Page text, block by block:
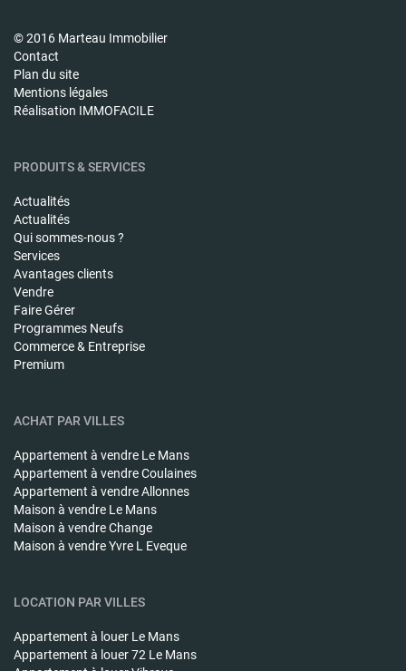
© 2016 Marteau Immobilier
Contact
Plan du site
Mentions légales
Réalisation IMMOFACILE
PRODUITS & SERVICES
Actualités
Actualités
Qui sommes-nous ?
Services
Avantages clients
Vendre
Faire Gérer
Programmes Neufs
Commerce & Entreprise
Premium
ACHAT PAR VILLES
Appartement à vendre Le Mans
Appartement à vendreCoulaines
Appartement à vendreAllonnes
Maison à vendre Le Mans
Maison à vendreChange
Maison à vendreYvre L Eveque
LOCATION PAR VILLES
Appartement à louer Le Mans
Appartement à louer72 Le Mans